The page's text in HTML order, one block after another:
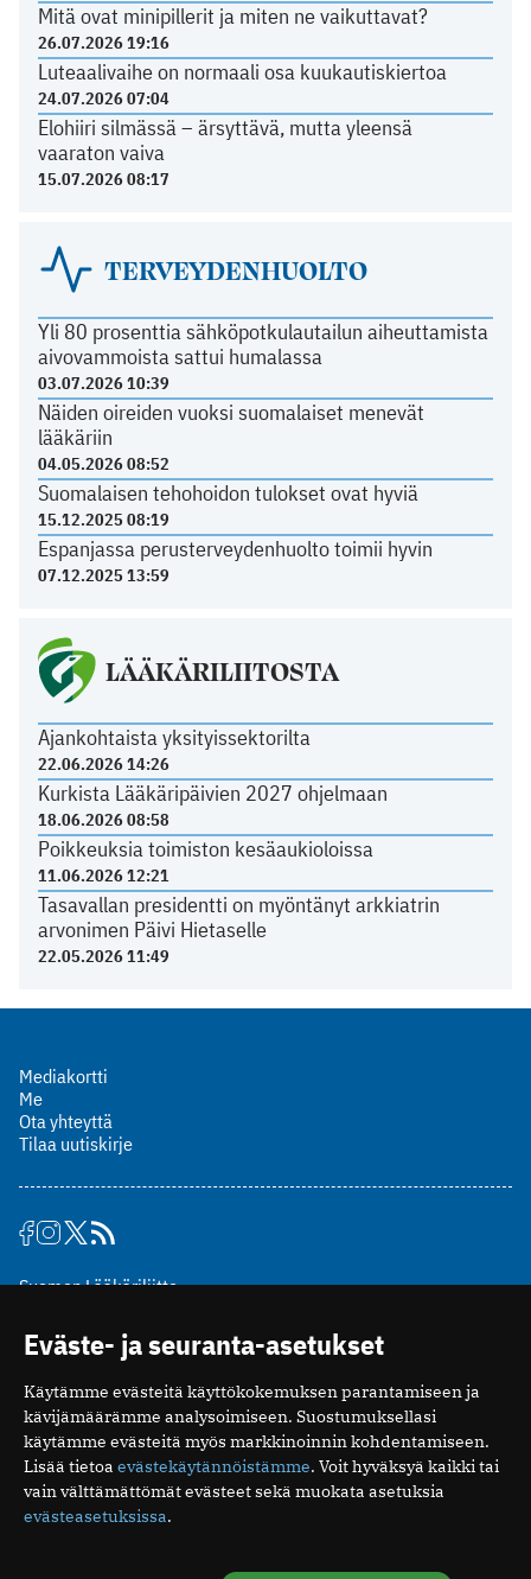
Mitä ovat minipillerit ja miten ne vaikuttavat?
26.07.2026 19:16
Luteaalivaihe on normaali osa kuukautiskiertoa
24.07.2026 07:04
Elohiiri silmässä – ärsyttävä, mutta yleensä
vaaraton vaiva
15.07.2026 08:17
TERVEYDENHUOLTO
Yli 80 prosenttia sähköpotkulautailun aiheuttamista
aivovammoista sattui humalassa
03.07.2026 10:39
Näiden oireiden vuoksi suomalaiset menevät
lääkäriin
04.05.2026 08:52
Suomalaisen tehohoidon tulokset ovat hyviä
15.12.2025 08:19
Espanjassa perusterveydenhuolto toimii hyvin
07.12.2025 13:59
LÄÄKÄRILIITOSTA
Ajankohtaista yksityissektorilta
22.06.2026 14:26
Kurkista Lääkäripäivien 2027 ohjelmaan
18.06.2026 08:58
Poikkeuksia toimiston kesäaukioloissa
11.06.2026 12:21
Tasavallan presidentti on myöntänyt arkkiatrin
arvonimen Päivi Hietaselle
22.05.2026 11:49
Mediakortti
Me
Ota yhteyttä
Tilaa uutiskirje
Suomen Lääkäriliitto
00510 Helsinki
puh. (09) 393 091
toimitus@potilaanlaakarilehti.fi
ISSN 2323-9476
Eväste- ja seuranta-asetukset
Käytämme evästeitä käyttökokemuksen parantamiseen ja
kävijämäärämme analysoimiseen. Suostumuksellasi
käytämme evästeitä myös markkinoinnin kohdentamiseen.
Lisää tietoa evästekäytännöistämme. Voit hyväksyä kaikki tai
vain välttämättömät evästeet sekä muokata asetuksia
evästeasetuksissa.